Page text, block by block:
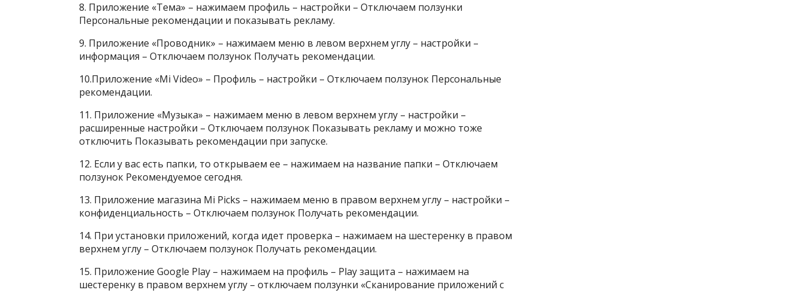
8. Приложение «Тема» – нажимаем профиль – настройки – Отключаем ползунки
Персональные рекомендации и показывать рекламу.
9. Приложение «Проводник» – нажимаем меню в левом верхнем углу – настройки –
информация – Отключаем ползунок Получать рекомендации.
10.Приложение «Mi Video» – Профиль – настройки – Отключаем ползунок Персональные
рекомендации.
11. Приложение «Музыка» – нажимаем меню в левом верхнем углу – настройки –
расширенные настройки – Отключаем ползунок Показывать рекламу и можно тоже
отключить Показывать рекомендации при запуске.
12. Если у вас есть папки, то открываем ее – нажимаем на название папки – Отключаем
ползунок Рекомендуемое сегодня.
13. Приложение магазина Mi Picks – нажимаем меню в правом верхнем углу – настройки –
конфиденциальность – Отключаем ползунок Получать рекомендации.
14. При установки приложений, когда идет проверка – нажимаем на шестеренку в правом
верхнем углу – Отключаем ползунок Получать рекомендации.
15. Приложение Google Play – нажимаем на профиль – Play защита – нажимаем на
шестеренку в правом верхнем углу – отключаем ползунки «Сканирование приложений с